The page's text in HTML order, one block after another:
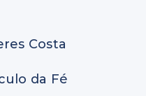
Costa
da Fé